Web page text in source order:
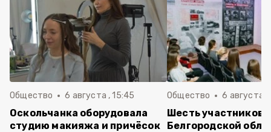
Общество 6 августа , 15:45
Оскольчанка оборудовала
студию макияжа и причёсок
Общество 6 августа ,
Шесть участников
Белгородской